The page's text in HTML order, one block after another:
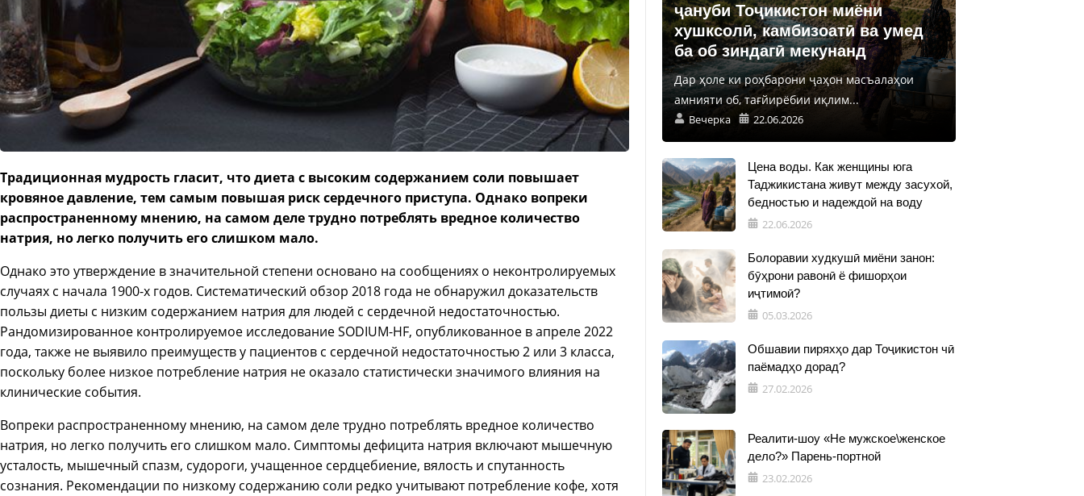
Традиционная мудрость гласит, что диета с высоким содержанием соли повышает
кровяное давление, тем самым повышая риск сердечного приступа. Однако вопреки
распространенному мнению, на самом деле трудно потреблять вредное количество
натрия, но легко получить его слишком мало.
Однако это утверждение в значительной степени основано на сообщениях о неконтролируемых
случаях с начала 1900-х годов. Систематический обзор 2018 года не обнаружил доказательств
пользы диеты с низким содержанием натрия для людей с сердечной недостаточностью.
Рандомизированное контролируемое исследование SODIUM-HF, опубликованное в апреле 2022
года, также не выявило преимуществ у пациентов с сердечной недостаточностью 2 или 3 класса,
поскольку более низкое потребление натрия не оказало статистически значимого влияния на
клинические события.
Вопреки распространенному мнению, на самом деле трудно потреблять вредное количество
натрия, но легко получить его слишком мало. Симптомы дефицита натрия включают мышечную
усталость, мышечный спазм, судороги, учащенное сердцебиение, вялость и спутанность
сознания. Рекомендации по низкому содержанию соли редко учитывают потребление кофе, хотя
ҷануби Тоҷикистон миёни
хушксолӣ, камбизоатӣ ва умед
ба об зиндагӣ мекунанд
Дар ҳоле ки роҳбарони ҷаҳон масъалаҳои
амнияти об, тағйирёбии иқлим...
Вечерка 22.06.2026
Цена воды. Как женщины юга
Таджикистана живут между засухой,
бедностью и надеждой на воду
22.06.2026
Болоравии худкушӣ миёни занон:
бӯҳрони равонӣ ё фишорҳои
иҷтимоӣ?
05.03.2026
Обшавии пиряхҳо дар Тоҷикистон чӣ
паёмадҳо дорад?
27.02.2026
Реалити-шоу «Не мужское\женское
дело?» Парень-портной
23.02.2026